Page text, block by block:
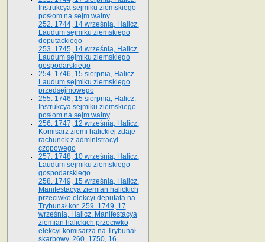
Instrukcya sejmiku ziemskiego
posłom na sejm walny
252. 1744, 14 września, Halicz.
Laudum sejmiku ziemskiego
deputackiego
253. 1745, 14 września, Halicz.
Laudum sejmiku ziemskiego
gospodarskiego
254. 1746, 15 sierpnia, Halicz.
Laudum sejmiku ziemskiego
przedsejmowego
255. 1746, 15 sierpnia, Halicz.
Instrukcya sejmiku ziemskiego
posłom na sejm walny
256. 1747, 12 września, Halicz.
Komisarz ziemi halickiej zdaje
rachunek z administracyi
czopowego
257. 1748, 10 września, Halicz.
Laudum sejmiku ziemskiego
gospodarskiego
258. 1749, 15 września, Halicz.
Manifestacya ziemian halickich
przeciwko elekcyi deputata na
Trybunał kor. 259. 1749, 17
września, Halicz. Manifestacya
ziemian halickich przeciwko
elekcyi komisarza na Trybunał
skarbowy. 260. 1750, 16